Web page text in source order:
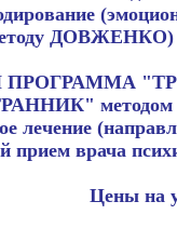
ДОВЖЕНКО)
методом
лечение
прием врача
Цены на